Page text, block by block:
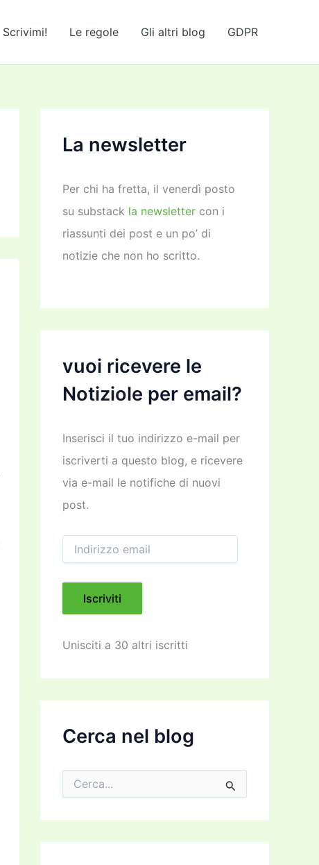
Scrivimi! Le regole Gli altri blog GDPR
La newsletter
Per chi ha fretta, il venerdì posto
su substack la newsletter con i
riassunti dei post e un po’ di
notizie che non ho scritto.
vuoi ricevere le
Notiziole per email?
Inserisci il tuo indirizzo e-mail per
iscriverti a questo blog, e ricevere
via e-mail le notifiche di nuovi
post.
i
i
z
o
m
Iscriviti
Unisciti a 30 altri iscritti
Cerca nel blog
c
: